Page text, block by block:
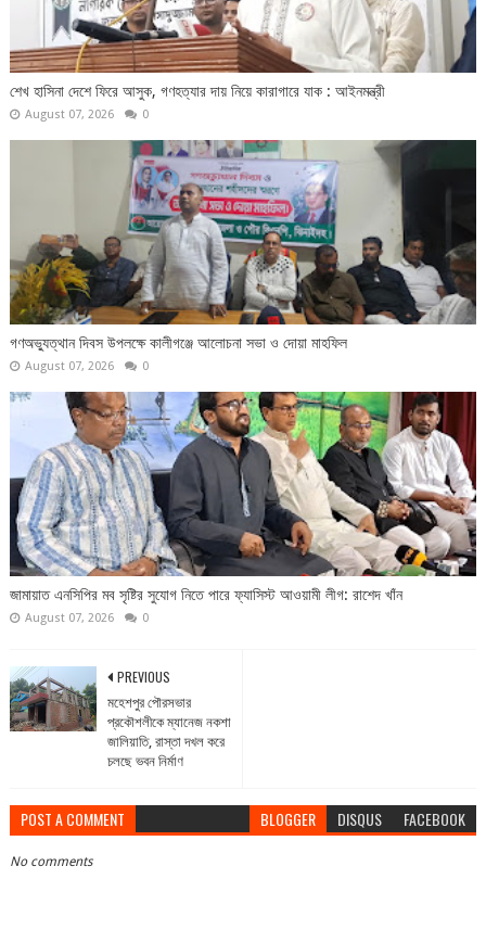
শেখ হাসিনা দেশে ফিরে আসুক, গণহত্যার দায় নিয়ে কারাগারে যাক : আইনমন্ত্রী
August 07, 2026 0
গণঅভ্যুত্থান দিবস উপলক্ষে কালীগঞ্জে আলোচনা সভা ও দোয়া মাহফিল
August 07, 2026 0
জামায়াত এনসিপির মব সৃষ্টির সুযোগ নিতে পারে ফ্যাসিস্ট আওয়ামী লীগ: রাশেদ খাঁন
August 07, 2026 0
PREVIOUS
মহেশপুর পৌরসভার
প্রকৌশলীকে ম্যানেজ নকশা
জালিয়াতি, রাস্তা দখল করে
চলছে ভবন নির্মাণ
POST A COMMENT BLOGGER DISQUS FACEBOOK
No comments